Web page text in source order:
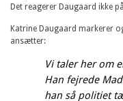
Det reagerer Daugaard ikke
Katrine Daugaard markerer
ansætter:
Vi taler her om
Han fejrede
han så politiet
Søndag